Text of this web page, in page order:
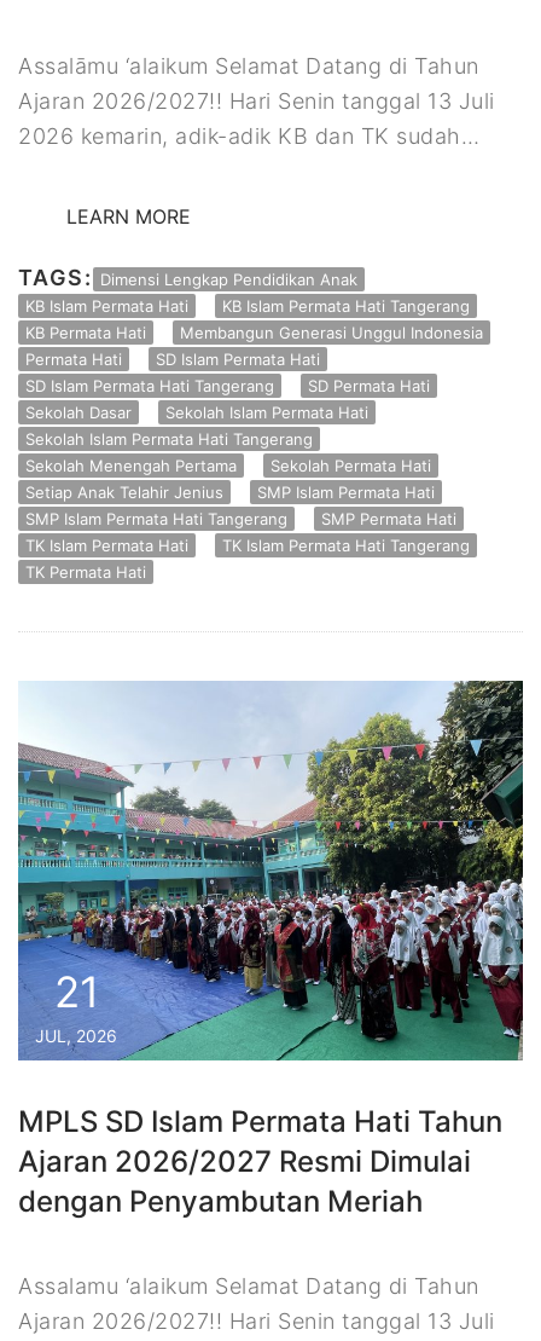
Assalāmu ‘alaikum Selamat Datang di Tahun
Ajaran 2026/2027!! Hari Senin tanggal 13 Juli
2026 kemarin, adik-adik KB dan TK sudah…
LEARN MORE
TAGS:
Dimensi Lengkap Pendidikan Anak
KB Islam Permata Hati
KB Islam Permata Hati Tangerang
KB Permata Hati
Membangun Generasi Unggul Indonesia
Permata Hati
SD Islam Permata Hati
SD Islam Permata Hati Tangerang
SD Permata Hati
Sekolah Dasar
Sekolah Islam Permata Hati
Sekolah Islam Permata Hati Tangerang
Sekolah Menengah Pertama
Sekolah Permata Hati
Setiap Anak Telahir Jenius
SMP Islam Permata Hati
SMP Islam Permata Hati Tangerang
SMP Permata Hati
TK Islam Permata Hati
TK Islam Permata Hati Tangerang
TK Permata Hati
21
JUL, 2026
MPLS SD Islam Permata Hati Tahun
Ajaran 2026/2027 Resmi Dimulai
dengan Penyambutan Meriah
Assalamu ‘alaikum Selamat Datang di Tahun
Ajaran 2026/2027!! Hari Senin tanggal 13 Juli